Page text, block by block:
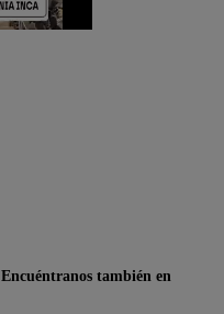
Encuéntranos también en